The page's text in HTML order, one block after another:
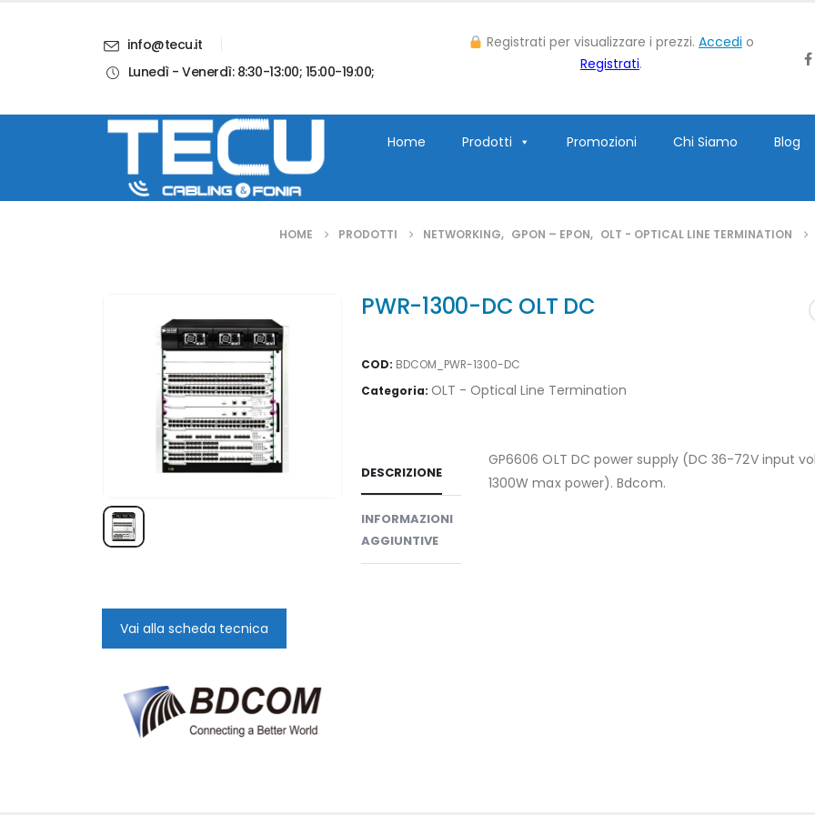
info@tecu.it
Lunedì - Venerdì: 8:30-13:00; 15:00-19:00;
Registrati per visualizzare i prezzi. Accedi o
Registrati.
Home Prodotti Promozioni Chi Siamo Blog
HOME PRODOTTI NETWORKING, GPON – EPON, OLT - OPTICAL LINE TERMINATION
Vai alla scheda tecnica
PWR-1300-DC OLT DC
COD: BDCOM_PWR-1300-DC
Categoria: OLT - Optical Line Termination
DESCRIZIONE
INFORMAZIONI
AGGIUNTIVE
GP6606 OLT DC power supply (DC 36-72V input
1300W max power). Bdcom.
Blog Contatti Account